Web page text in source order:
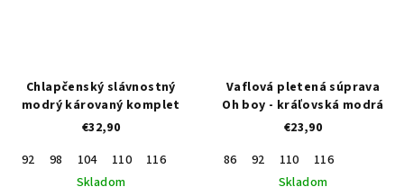
Chlapčenský slávnostný
modrý károvaný komplet
€32,90
92
98 104 110
116
Skladom
Vaflová pletená súprava
Oh boy - kráľovská modrá
€23,90
86
92 110
116
Skladom